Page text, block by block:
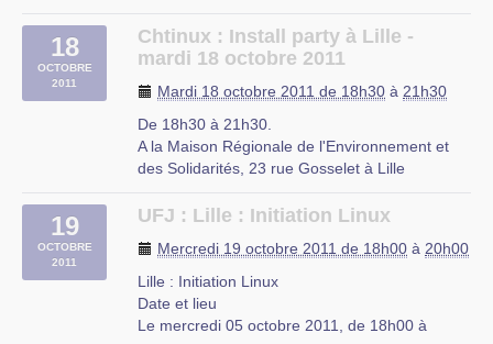
panneaux UFJ ), organise tous les troisièmes
lundis du mois à 19h30 une soirée "libertés
partager autour des logiciels libres et des
libertés numériques. Nous avons donc appelé
ces sessions les Lundis des Libertés
Numériques (LLN).
rue du mal-assis
Lille
18
OCTOBRE
2011
Chtinux : Install party à Lille -
mardi 18 octobre 2011
Mardi 18 octobre 2011 de 18h30 à 21h30
De 18h30 à 21h30.
A la Maison Régionale de l'Environnement et
des Solidarités, 23 rue Gosselet à Lille
n'osez l'installer de peur de tout casser ? Vous
particulière (gestion de (…)
MRES
23 rue Gosselet
Lille
19
OCTOBRE
2011
UFJ : Lille : Initiation Linux
Mercredi 19 octobre 2011 de 18h00 à 20h00
Lille : Initiation Linux
Date et lieu
Le mercredi 05 octobre 2011, de 18h00 à